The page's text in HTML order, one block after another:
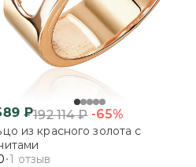
₽192 114₽ -65%
из красного золота с
1 отзыв